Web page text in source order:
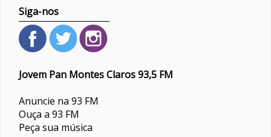
Siga-nos
Jovem Pan Montes Claros 93,5 FM
Anuncie na 93 FM
Ouça a 93 FM
Peça sua música